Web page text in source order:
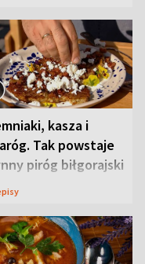
kasza i
Tak powstaje
piróg biłgorajski